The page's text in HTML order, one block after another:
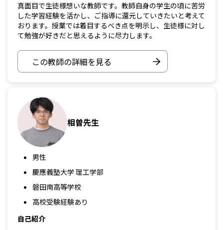
真面目で生徒様想いな教師です。教師自身の学生の頃に苦労
した学習経験を活かし、ご指導に還元していきたいと考えて
おります。授業では着目するべき点を明示し、生徒様に対し
て勉強が好きだと思えるように尽力します。
この教師の詳細を見る
相曽先生
男性
慶應義塾大学 理工学部
磐田南高等学校
高校受験経験あり
自己紹介